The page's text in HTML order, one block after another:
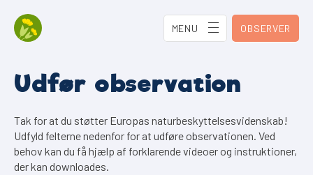
MENU OBSERVER
Udfør observation
Tak for at du støtter Europas naturbeskyttelsesvidenskab!
Udfyld felterne nedenfor for at udføre observationen. Ved
behov kan du få hjælp af forklarende videoer og instruktioner,
der kan downloades.